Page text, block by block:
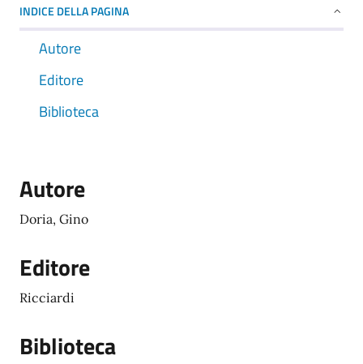
INDICE DELLA PAGINA
Autore
Editore
Biblioteca
Autore
Doria, Gino
Editore
Ricciardi
Biblioteca